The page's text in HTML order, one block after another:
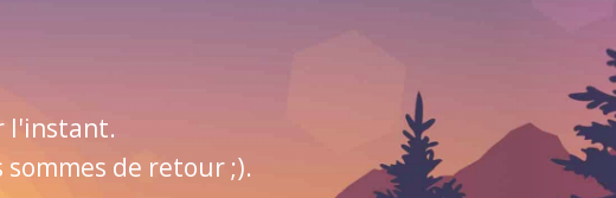
l'instant.
de retour ;).